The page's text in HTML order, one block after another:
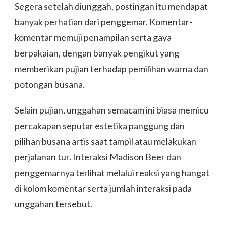
Segera setelah diunggah, postingan itu mendapat
banyak perhatian dari penggemar. Komentar-
komentar memuji penampilan serta gaya
berpakaian, dengan banyak pengikut yang
memberikan pujian terhadap pemilihan warna dan
potongan busana.
Selain pujian, unggahan semacam ini biasa memicu
percakapan seputar estetika panggung dan
pilihan busana artis saat tampil atau melakukan
perjalanan tur. Interaksi Madison Beer dan
penggemarnya terlihat melalui reaksi yang hangat
di kolom komentar serta jumlah interaksi pada
unggahan tersebut.